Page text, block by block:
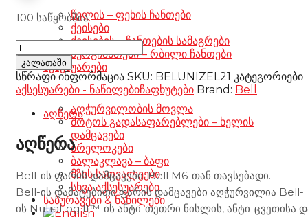
წელის – ფეხის ჩანთები
ქეისები
ქეისების – ჩანთების სამაგრები
ზურგჩანთები – რბილი ჩანთები
აქსესუარები
აღჭურვილობის მოვლა
მოტოს გადასაფარებლები – ხელის
დამცავები
ბრელოკები
ბალაკლავა – ბაფი
მზის სათვალეები
სხვა აქსესუარები
საბურავები & ნაწილები
100 საწყობშია
BEEL
M6
Visor
-
Mirror
blue
რაოდენობა
კალათაში
სწრაფი ინფორმაცია SKU: BELUNIZEL21 კატეგორიები
აქსესუარები - ნაწილებიჩაფხუტები Brand: Bell
აღწერა
აღწერა
Bell-ის ფარის დამცავები, Bell M6-თან თავსებადი.
Bell-ის დამატებითი ფარის დამცავები აღჭურვილია Bell-
ის NutraFog II™-ის ანტი-თეთრი ნისლის, ანტი-ცვეთისა